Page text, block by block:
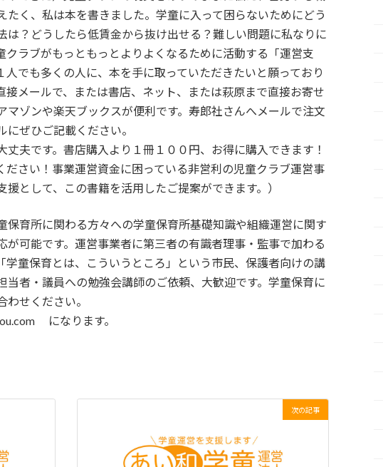
たく、私は本を書きました。学童に入って困らないためにどう
？どうしたら低賃金から抜け出せる？難しい問題に私なりに
クラブがもっともっとよりよくなるために活動する「運営支
でも多くの人に、本を手に取っていただきたいと願っており
接メールで、または書店、ネット、または萩原まで直接お寄せ
マゾンや楽天ブックスが便利です。寿郎社さんへメールで注文
ぜひご記載ください。
丈夫です。書店購入より１冊１００円、お得に購入できます！
ださい！事業運営資金に困っている非営利の児童クラブ運営事
として、この書籍を活用したご提案ができます。）
育所に関わる方々への学童保育所基礎知識や組織運営に関す
が可能です。運営事業者に第三者の有識者理事・監事で加わる
学童保育とは、こういうところ」という市民、保護者向けの講
者・議員への勉強会講師のご依頼、大歓迎です。学童保育に
せください。
になります。
次の記事